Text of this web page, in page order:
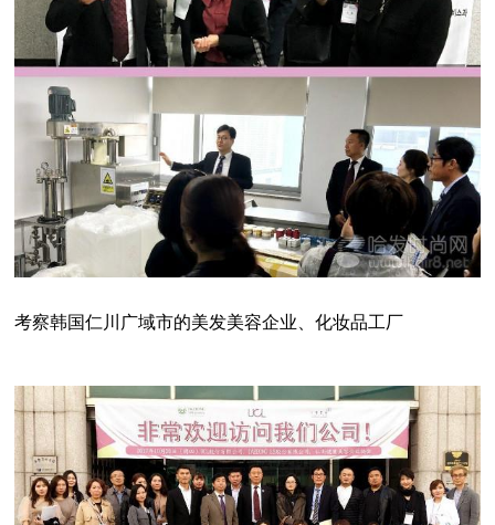
考察韩国仁川广域市的美发美容企业、化妆品工厂